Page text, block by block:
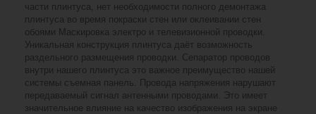
части плинтуса, нет необходимости полного демонтажа
плинтуса во время покраски стен или оклеивании стен
обоями Маскировка электро и телевизионной проводки.
Уникальная конструкция плинтуса даёт возможность
раздельного размещения проводки. Сепаратор проводов
внутри нашего плинтуса это важное преимущество нашей
системы съемная панель. Провода напряжения нарушают
передаваемый сигнал антенными проводами. Это имеет
значительное влияние на качество изображения на экране